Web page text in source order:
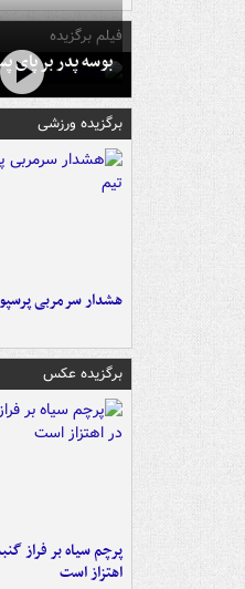
فیلم برگزیده
بوسه‌ پدر بر
برگزیده ورزشی
هشدار سرمربی
برگزیده عکس
پرچم سیاه بر فراز
اهتزاز است